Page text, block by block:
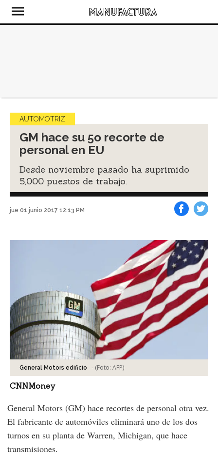
AUTOMOTRIZ
GM hace su 5o recorte de
personal en EU
Desde noviembre pasado ha suprimido
5,000 puestos de trabajo.
jue 01 junio 2017 12:13 PM
General Motors edificio - (Foto: AFP)
CNNMoney
General Motors (GM) hace recortes de personal otra vez.
El fabricante de automóviles eliminará uno de los dos
turnos en su planta de Warren, Michigan, que hace
transmisiones.